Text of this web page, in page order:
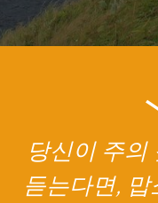
당신이 주의
듣는다면,